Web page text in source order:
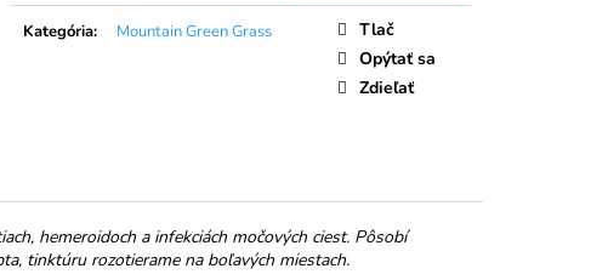
Kategória: Mountain Green Grass
Tlač
Opýtať sa
Zdieľať
hemeroidoch a infekciách močových ciest. Pôsobí
tinktúru rozotierame na boľavých miestach.